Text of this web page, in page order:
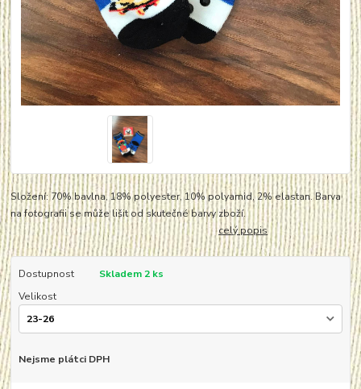
Složení: 70% bavlna, 18% polyester, 10% polyamid, 2% elastan. Barva
na fotografii se může lišit od skutečné barvy zboží.
celý popis
Dostupnost
Skladem 2 ks
Velikost
Nejsme plátci DPH